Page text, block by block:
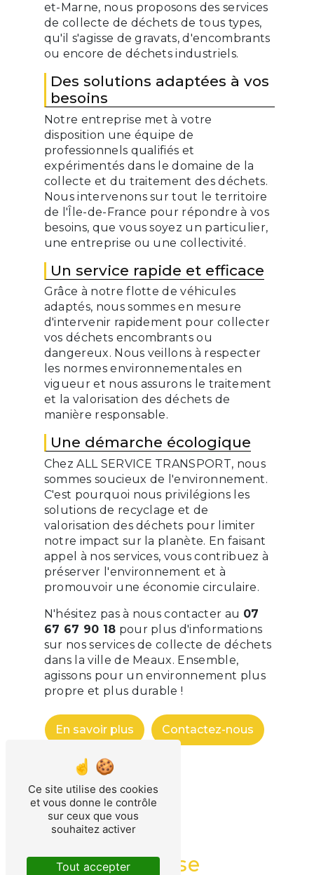
et-Marne, nous proposons des services
de collecte de déchets de tous types,
qu'il s'agisse de gravats, d'encombrants
ou encore de déchets industriels.
Des solutions adaptées à vos
besoins
Notre entreprise met à votre
disposition une équipe de
professionnels qualifiés et
expérimentés dans le domaine de la
collecte et du traitement des déchets.
Nous intervenons sur tout le territoire
de l'Île-de-France pour répondre à vos
besoins, que vous soyez un particulier,
une entreprise ou une collectivité.
Un service rapide et efficace
Grâce à notre flotte de véhicules
adaptés, nous sommes en mesure
d'intervenir rapidement pour collecter
vos déchets encombrants ou
dangereux. Nous veillons à respecter
les normes environnementales en
vigueur et nous assurons le traitement
et la valorisation des déchets de
manière responsable.
Une démarche écologique
Chez ALL SERVICE TRANSPORT, nous
sommes soucieux de l'environnement.
C'est pourquoi nous privilégions les
solutions de recyclage et de
valorisation des déchets pour limiter
notre impact sur la planète. En faisant
appel à nos services, vous contribuez à
préserver l'environnement et à
promouvoir une économie circulaire.
N'hésitez pas à nous contacter au 07
67 67 90 18 pour plus d'informations
sur nos services de collecte de déchets
dans la ville de Meaux. Ensemble,
agissons pour un environnement plus
propre et plus durable !
En savoir plus Contactez-nous
Adresse
Ce site utilise des cookies
et vous donne le contrôle
sur ceux que vous
souhaitez activer
Tout accepter